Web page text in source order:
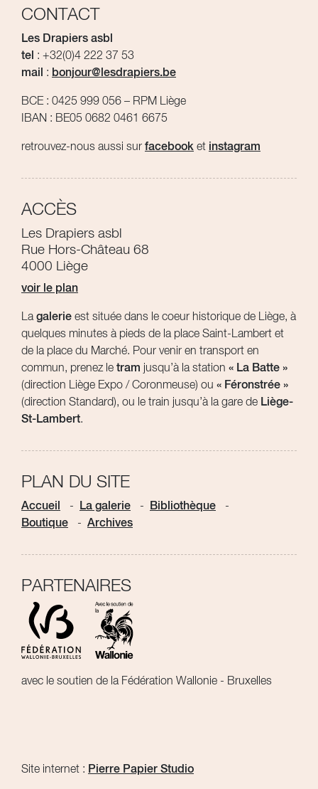
CONTACT
Les Drapiers asbl
tel : +32(0)4 222 37 53
mail
: bonjour@lesdrapiers.be
BCE : 0425 999 056 – RPM Liège
IBAN : BE05 0682 0461 6675
retrouvez-nous aussi sur facebook et instagram
ACCÈS
Les Drapiers asbl
Rue Hors-Château 68
4000 Liège
voir le plan
Lagalerie est située dans le coeur historique de Liège, à
quelques minutes à pieds de la place Saint-Lambert et
de la place du Marché. Pour venir en transport en
commun, prenez le tram jusqu’à la station « La Batte »
(direction Liège Expo / Coronmeuse) ou « Féronstrée »
(direction Standard), ou le train jusqu’à la gare de Liège-
St-Lambert.
PLAN DU SITE
Accueil La galerie
Bibliothèque
Boutique
Archives
PARTENAIRES
avec le soutien de la Fédération Wallonie - Bruxelles
Site internet : Pierre Papier Studio